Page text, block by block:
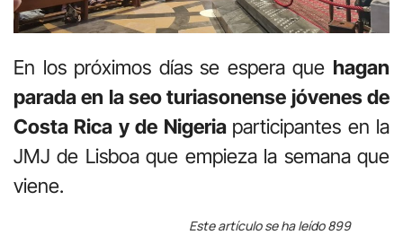
En los próximos días se espera que hagan
parada en la seo turiasonense jóvenes de
Costa Rica y de Nigeria participantes en la
JMJ de Lisboa que empieza la semana que
viene.
Este artículo se ha leído 899